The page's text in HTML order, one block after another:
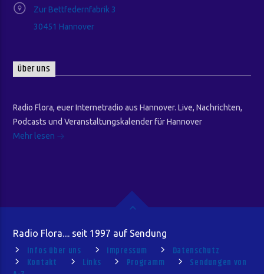
Zur Bettfedernfabrik 3
30451 Hannover
Über uns
Radio Flora, euer Internetradio aus Hannover. Live, Nachrichten,
Podcasts und Veranstaltungskalender für Hannover
Mehr lesen
Radio Flora.... seit 1997 auf Sendung
Infos über uns Impressum
Datenschutz
Kontakt
Links Programm
Sendungen von